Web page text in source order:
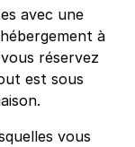
avec une
à
réservez
est sous
vous